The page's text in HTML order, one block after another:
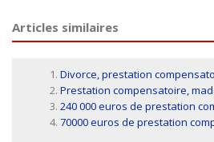
Articles similaires
Divorce, prestation
Prestation compensatoire,
240 000 euros de prestation
70000 euros de prestation